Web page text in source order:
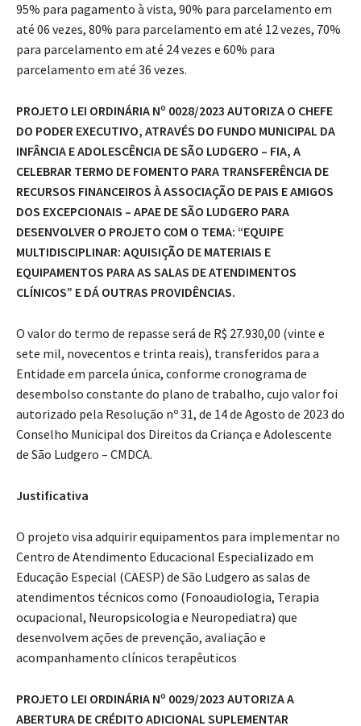
95% para pagamento à vista, 90% para parcelamento em
até 06 vezes, 80% para parcelamento em até 12 vezes, 70%
para parcelamento em até 24 vezes e 60% para
parcelamento em até 36 vezes.
PROJETO LEI ORDINÁRIA Nº 0028/2023 AUTORIZA O CHEFE
DO PODER EXECUTIVO, ATRAVÉS DO FUNDO MUNICIPAL DA
INFÂNCIA E ADOLESCÊNCIA DE SÃO LUDGERO – FIA, A
CELEBRAR TERMO DE FOMENTO PARA TRANSFERÊNCIA DE
RECURSOS FINANCEIROS À ASSOCIAÇÃO DE PAIS E AMIGOS
DOS EXCEPCIONAIS – APAE DE SÃO LUDGERO PARA
DESENVOLVER O PROJETO COM O TEMA: “EQUIPE
MULTIDISCIPLINAR: AQUISIÇÃO DE MATERIAIS E
EQUIPAMENTOS PARA AS SALAS DE ATENDIMENTOS
CLÍNICOS” E DÁ OUTRAS PROVIDÊNCIAS.
O valor do termo de repasse será de R$ 27.930,00 (vinte e
sete mil, novecentos e trinta reais), transferidos para a
Entidade em parcela única, conforme cronograma de
desembolso constante do plano de trabalho, cujo valor foi
autorizado pela Resolução nº 31, de 14 de Agosto de 2023 do
Conselho Municipal dos Direitos da Criança e Adolescente
de São Ludgero – CMDCA.
Justificativa
O projeto visa adquirir equipamentos para implementar no
Centro de Atendimento Educacional Especializado em
Educação Especial (CAESP) de São Ludgero as salas de
atendimentos técnicos como (Fonoaudiologia, Terapia
ocupacional, Neuropsicologia e Neuropediatra) que
desenvolvem ações de prevenção, avaliação e
acompanhamento clínicos terapêuticos
PROJETO LEI ORDINÁRIA Nº 0029/2023 AUTORIZA A
ABERTURA DE CRÉDITO ADICIONAL SUPLEMENTAR